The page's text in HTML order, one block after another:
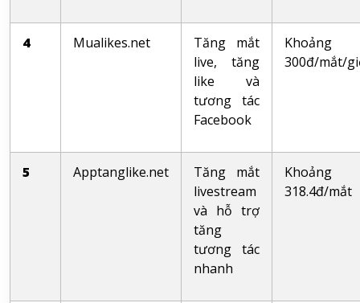
4 Mualikes.net
Tăng mắt
live, tăng
like và
tương tác
Facebook
Khoảng
300đ/mắt/
5 Apptanglike.net
Tăng mắt
livestream
và hỗ trợ
tăng
tương tác
nhanh
Khoảng
318.4đ/mắt